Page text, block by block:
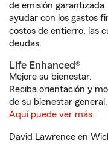
de emisión
ayudar con los gastos
costos de entierro, las
deudas.
Life Enhanced®
Mejore su bienestar.
Reciba orientación y
de su bienestar general.
Aquí puede ver más.
David Lawrence en